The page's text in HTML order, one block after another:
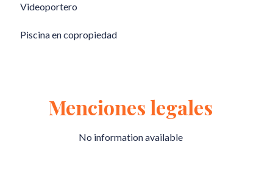
Videoportero
Piscina en copropiedad
Menciones legales
No information available